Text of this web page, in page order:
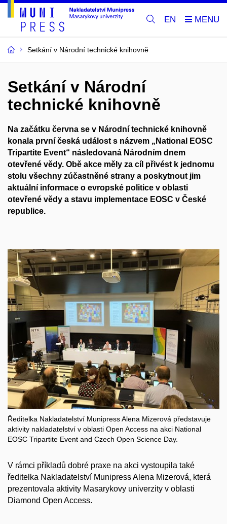
EN
Setkání v Národní technické knihovně
Setkání v Národní
technické knihovně
Na začátku června se v Národní technické knihovně
konala první česká událost s názvem „National EOSC
Tripartite Event“ následovaná Národním dnem
otevřené vědy. Obě akce měly za cíl přivést k jednomu
stolu všechny zúčastněné strany a poskytnout jim
aktuální informace o evropské politice v oblasti
otevřené vědy a stavu implementace EOSC v České
republice.
Ředitelka Nakladatelství Munipress Alena Mizerová představuje
aktivity nakladatelství v oblasti Open Access na akci National
EOSC Tripartite Event and Czech Open Science Day.
V rámci příkladů dobré praxe na akci vystoupila také
ředitelka Nakladatelství Munipress Alena Mizerová, která
prezentovala aktivity Masarykovy univerzity v oblasti
Diamond Open Access.